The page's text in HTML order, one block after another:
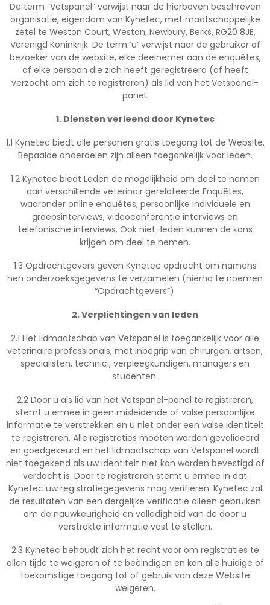
De term “Vetspanel” verwijst naar de hierboven beschreven
organisatie, eigendom van Kynetec, met maatschappelijke
zetel te Weston Court, Weston, Newbury, Berks, RG20 8JE,
Verenigd Koninkrijk. De term ‘u’ verwijst naar de gebruiker of
bezoeker van de website, elke deelnemer aan de enquêtes,
of elke persoon die zich heeft geregistreerd (of heeft
verzocht om zich te registreren) als lid van het Vetspanel-
panel.
1. Diensten verleend door Kynetec
1.1 Kynetec biedt alle personen gratis toegang tot de Website.
Bepaalde onderdelen zijn alleen toegankelijk voor leden.
1.2 Kynetec biedt Leden de mogelijkheid om deel te nemen
aan verschillende veterinair gerelateerde Enquêtes,
waaronder online enquêtes, persoonlijke individuele en
groepsinterviews, videoconferentie interviews en
telefonische interviews. Ook niet-leden kunnen de kans
krijgen om deel te nemen.
1.3 Opdrachtgevers geven Kynetec opdracht om namens
hen onderzoeksgegevens te verzamelen (hierna te noemen
“Opdrachtgevers”).
2. Verplichtingen van leden
2.1 Het lidmaatschap van Vetspanel is toegankelijk voor alle
veterinaire professionals, met inbegrip van chirurgen, artsen,
specialisten, technici, verpleegkundigen, managers en
studenten.
2.2 Door u als lid van het Vetspanel-panel te registreren,
stemt u ermee in geen misleidende of valse persoonlijke
informatie te verstrekken en u niet onder een valse identiteit
te registreren. Alle registraties moeten worden gevalideerd
en goedgekeurd en het lidmaatschap van Vetspanel wordt
niet toegekend als uw identiteit niet kan worden bevestigd of
verdacht is. Door te registreren stemt u ermee in dat
Kynetec uw registratiegegevens mag verifiëren. Kynetec zal
de resultaten van een dergelijke verificatie alleen gebruiken
om de nauwkeurigheid en volledigheid van de door u
verstrekte informatie vast te stellen.
2.3 Kynetec behoudt zich het recht voor om registraties te
allen tijde te weigeren of te beëindigen en kan alle huidige of
toekomstige toegang tot of gebruik van deze Website
weigeren.